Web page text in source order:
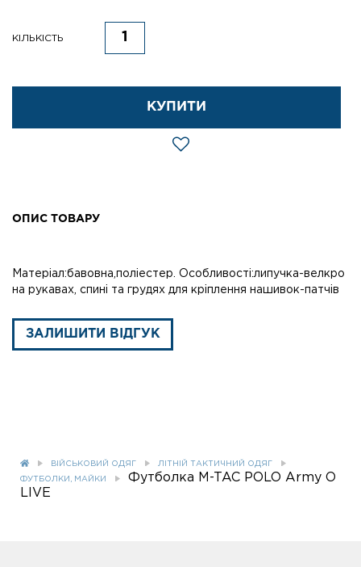
КІЛЬКІСТЬ
КУПИТИ
ОПИС ТОВАРУ
Матеріал:бавовна,поліестер. Особливості:липучка-велкро
на рукавах, спині та грудях для кріплення нашивок-патчів
ЗАЛИШИТИ ВІДГУК
ВІЙСЬКОВИЙ ОДЯГ ЛІТНІЙ ТАКТИЧНИЙ ОДЯГ
ФУТБОЛКИ, МАЙКИ
Футболка M-TAC POLO Army O
LIVE